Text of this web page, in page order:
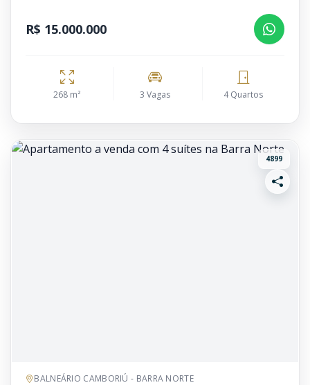
R$ 15.000.000
268 m² 3 Vagas 4 Quartos
4899
BALNEÁRIO CAMBORIÚ - BARRA NORTE